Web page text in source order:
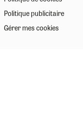
Politique publicitaire
Gérer mes cookies